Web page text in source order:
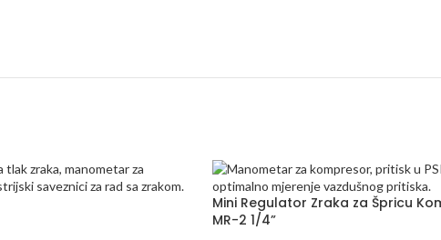
Mini Regulator Zraka za Špricu
MR-2 1/4”